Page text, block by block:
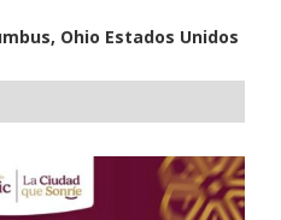
Ohio Estados Unidos